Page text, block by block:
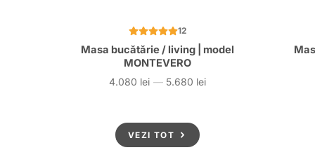
12
Masa bucătărie / living | model
MONTEVERO
Preț
4.080 lei — 5.680 lei
VEZI TOT